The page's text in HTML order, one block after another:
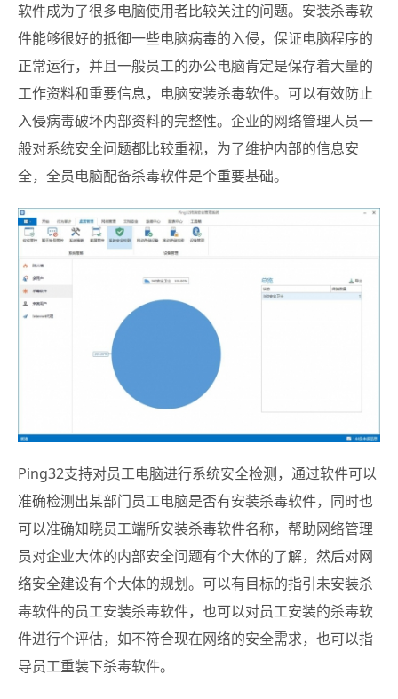
软件成为了很多电脑使用者比较关注的问题。 安装杀毒软
件能够很好的抵御一些电脑病毒的入侵，保证电脑程序的
正常运行，并且一般员工的办公电脑肯定是保存着大量的
工作资料和重要信息，电脑安装杀毒软件。可以有效防止
入侵病毒破坏内部资料的完整性。企业的网络管理人员一
般对系统安全问题都比较重视，为了维护内部的信息安
全，全员电脑配备杀毒软件是个重要基础。
Ping32支持对员工电脑进行系统安全检测，通过软件可以
准确检测出某部门员工电脑是否有安装杀毒软件，同时也
可以准确知晓员工端所安装杀毒软件名称，帮助网络管理
员对企业大体的内部安全问题有个大体的了解，然后对网
络安全建设有个大体的规划。可以有目标的指引未安装杀
毒软件的员工安装杀毒软件，也可以对员工安装的杀毒软
件进行个评估，如不符合现在网络的安全需求，也可以指
导员工重装下杀毒软件。